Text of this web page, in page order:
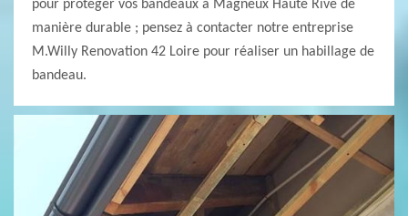
pour protéger vos bandeaux à Magneux Haute Rive de
manière durable ; pensez à contacter notre entreprise
M.Willy Renovation 42 Loire pour réaliser un habillage de
bandeau.